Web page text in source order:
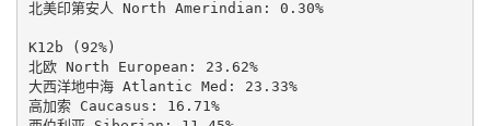
北美印第安人 North Amerindian: 0.30%
K12b (92%)
北欧 North European: 23.62%
大西洋地中海 Atlantic Med: 23.33%
高加索 Caucasus: 16.71%